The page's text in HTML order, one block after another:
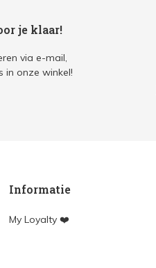
je klaar!
via e-mail,
onze winkel!
Informatie
My Loyalty ❤️